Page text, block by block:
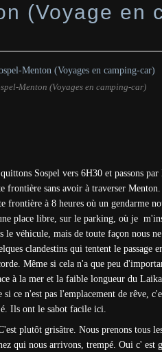
(Voyage en
Menton (Voyages en camping-car)
Sospel vers 6H30 et passons
frontière sans avoir à traverser
frontière à 8 heures où un gendarme
place libre, sur le parking, où je
le véhicule, mais de toute façon nous
clandestins qui tentent le passage
Même si cela n'a que peu
à la mer et la faible longueur du
ce n'est pas l'emplacement de rêve,
Ils ont le sabot facile ici.
plutôt grisâtre. Nous prenons tous
qui nous arrivons, trempé. Oui c' est